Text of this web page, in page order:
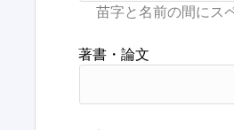
著書・論文